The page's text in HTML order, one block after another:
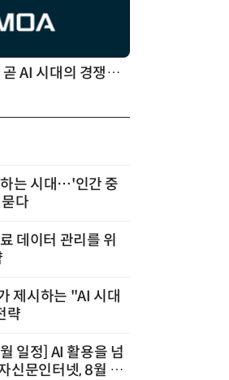
체계화 된 데이터가 곧 AI 시대의 경쟁력이다
는 시대…'인간 중
다
데이터 관리를 위
제시하는 "AI 시대
략
일정] AI 활용을 넘
신문인터넷, 8월 실